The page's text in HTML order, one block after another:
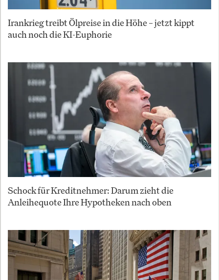
Irankrieg treibt Ölpreise in die Höhe – jetzt kippt
auch noch die KI-Euphorie
Schock für Kreditnehmer: Darum zieht die
Anleihequote Ihre Hypotheken nach oben